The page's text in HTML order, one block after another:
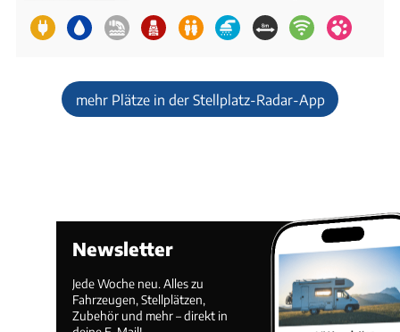
mehr Plätze in der Stellplatz-Radar-App
Newsletter
Jede Woche neu. Alles zu
Fahrzeugen, Stellplätzen,
Zubehör und mehr – direkt in